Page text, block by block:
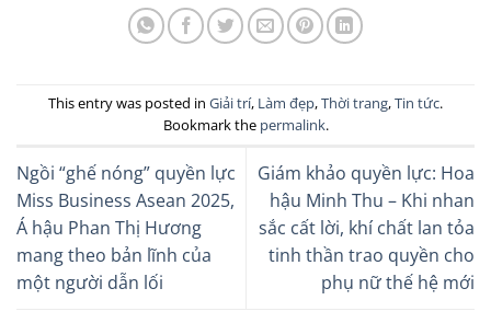
This entry was posted in Giải trí, Làm đẹp,Thời trang,Tin tức.
Bookmark the permalink.
Ngồi “ghế nóng” quyền lực
Miss Business Asean 2025,
Á hậu Phan Thị Hương
mang theo bản lĩnh của
một người dẫn lối
Giám khảo quyền lực: Hoa
hậu Minh Thu – Khi nhan
sắc cất lời, khí chất lan tỏa
tinh thần trao quyền cho
phụ nữ thế hệ mới